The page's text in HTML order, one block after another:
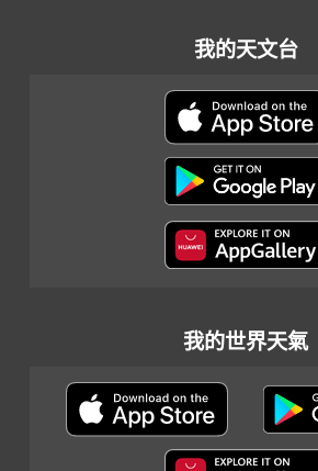
我的天文台
我的世界天氣